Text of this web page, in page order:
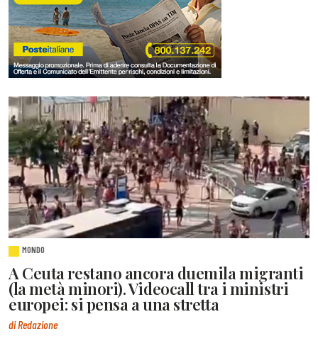
MONDO
A Ceuta restano ancora duemila migranti
(la metà minori). Videocall tra i ministri
europei: si pensa a una stretta
di Redazione